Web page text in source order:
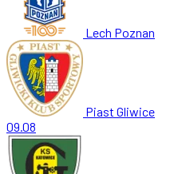
Lech Poznan
Piast Gliwice
09.08